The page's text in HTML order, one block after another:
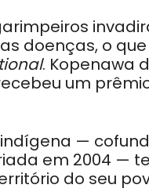
doenças, o
. Kopenawa
um
—
em 2004 —
do seu